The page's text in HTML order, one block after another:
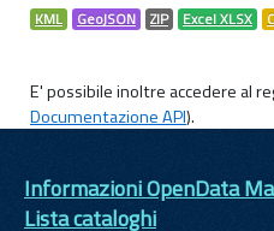
KML GeoJSON ZIP Excel XLSX
E' possibile inoltre accedere al
Documentazione API).
Informazioni OpenData
Lista cataloghi